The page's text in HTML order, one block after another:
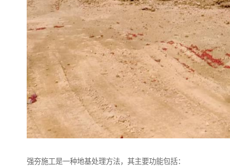
强夯施工是一种地基处理方法，其主要功能包括：